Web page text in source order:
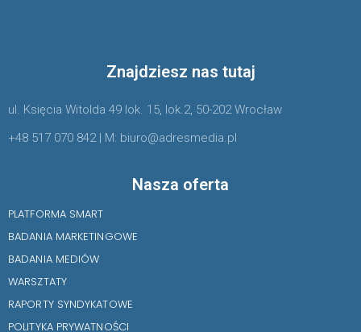
Znajdziesz nas tutaj
ul. Księcia Witolda 49 lok. 15, lok.2, 50-202 Wrocław
+48 517 070 842 | M: biuro@adresmedia.pl
Nasza oferta
PLATFORMA SMART
BADANIA MARKETINGOWE
BADANIA MEDIÓW
WARSZTATY
RAPORTY SYNDYKATOWE
POLITYKA PRYWATNOŚCI